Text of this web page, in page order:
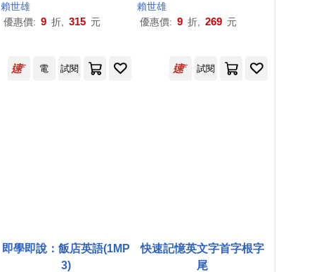
賴世雄
優惠價: 9 折, 315 元
賴世雄
優惠價: 9 折, 269 元
電 試閱 試閱
即學即說：飯店英語(1MP
3)
快速記憶英文字首字根字
尾